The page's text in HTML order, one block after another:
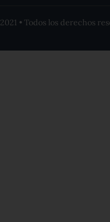
2021 • Todos los derechos